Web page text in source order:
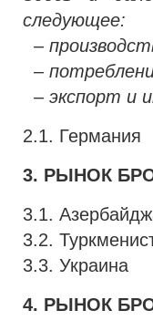
следующее:
–
–
– экспорт и
2.1. Германия
3. РЫНОК
3.1.
3.2.
3.3. Украина
4. РЫНОК